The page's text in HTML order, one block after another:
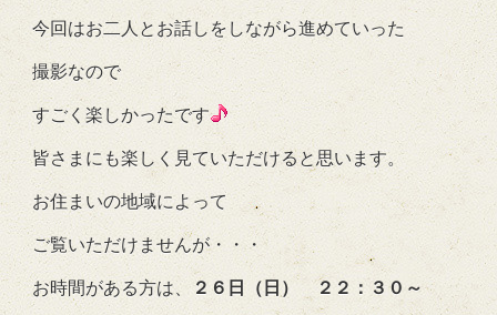
今回はお二人とお話しをしながら進めていった
撮影なので
すごく楽しかったです
皆さまにも楽しく見ていただけると思います。
お住まいの地域によって
ご覧いただけませんが・・・
お時間がある方は、 ２６日（日） ２２：３０～